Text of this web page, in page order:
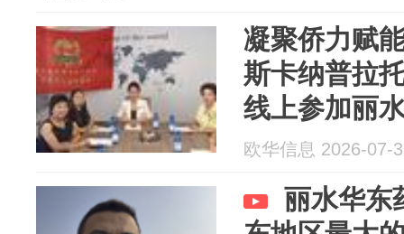
凝聚侨力赋
斯卡纳普拉
线上参加丽
业发展联盟
欧华信息 2026-07-
丽水华东